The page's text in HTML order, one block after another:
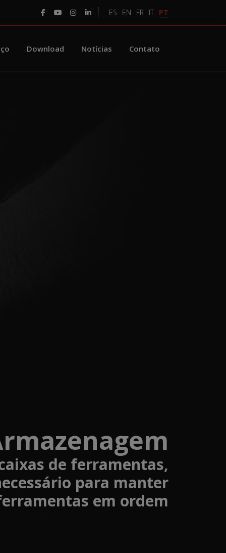
ES EN FR IT PT
Download Notícias Contato
de ferramentas,
para manter
em ordem